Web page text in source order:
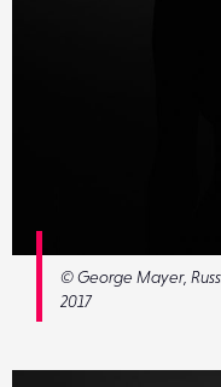
© George Mayer,
2017